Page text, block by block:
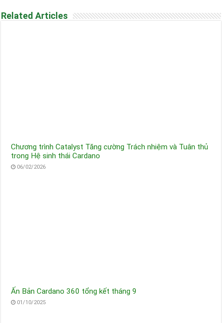
Related Articles
Chương trình Catalyst Tăng cường Trách nhiệm và Tuân thủ
trong Hệ sinh thái Cardano
06/02/2026
Ấn Bản Cardano 360 tổng kết tháng 9
01/10/2025